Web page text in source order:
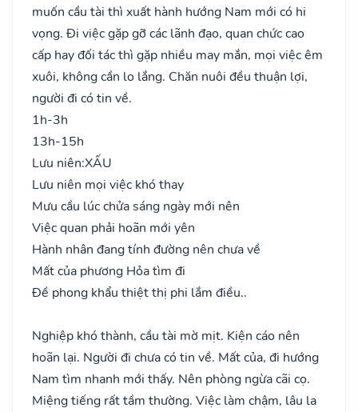
muốn cầu tài thì xuất hành hướng Nam mới có hi
vọng. Đi việc gặp gỡ các lãnh đạo, quan chức cao
cấp hay đối tác thì gặp nhiều may mắn, mọi việc êm
xuôi, không cần lo lắng. Chăn nuôi đều thuận lợi,
người đi có tin về.
1h-3h
13h-15h
Lưu niên:XẤU
Lưu niên mọi việc khó thay
Mưu cầu lúc chửa sáng ngày mới nên
Việc quan phải hoãn mới yên
Hành nhân đang tính đường nên chưa về
Mất của phương Hỏa tìm đi
Đề phong khẩu thiệt thị phi lắm điều..
Nghiệp khó thành, cầu tài mờ mịt. Kiện cáo nên
hoãn lại. Người đi chưa có tin về. Mất của, đi hướng
Nam tìm nhanh mới thấy. Nên phòng ngừa cãi cọ.
Miệng tiếng rất tầm thường. Việc làm chậm, lâu la